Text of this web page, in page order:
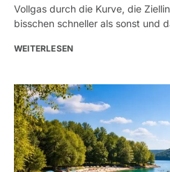
Vollgas durch die Kurve, die
bisschen schneller als sonst und
WEITERLESEN